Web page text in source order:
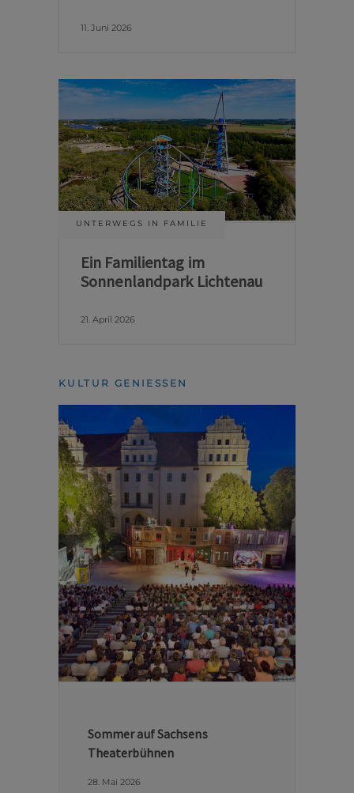
11. Juni 2026
UNTERWEGS IN FAMILIE
Ein Familientag im
Sonnenlandpark Lichtenau
21. April 2026
KULTUR GENIESSEN
Hinter den Kulissen der Dresdner
Semperoper
29. April 2026